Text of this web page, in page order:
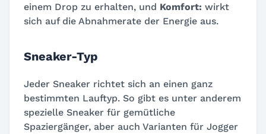
einem Drop zu erhalten, und Komfort: wirkt
sich auf die Abnahmerate der Energie aus.
Sneaker-Typ
Jeder Sneaker richtet sich an einen ganz
bestimmten Lauftyp. So gibt es unter anderem
spezielle Sneaker für gemütliche
Spaziergänger, aber auch Varianten für Jogger